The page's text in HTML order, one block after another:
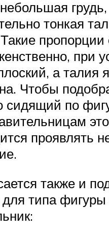
грудь,
тонкая
пропорции
при
а талия
Чтобы
сидящий по
проявлять
также и
для типа